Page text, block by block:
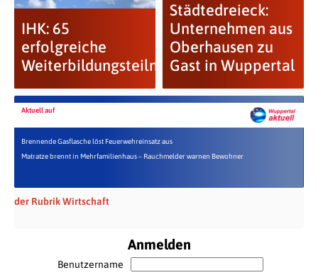
IHK: 65
erfolgreiche
Weiterbildungsteilnehmer
Städtedreieck:
Unternehmen aus
Oberhausen zu
Gast in Wuppertal
Aktuell auf
Brennende Gasflasche löst Feuerwehreinsatz aus
Matratze brennt in Mehrfamilienhaus – Rauchmelder warnen Bewohner
der Rubrik Wirtschaft
Anmelden
Benutzername